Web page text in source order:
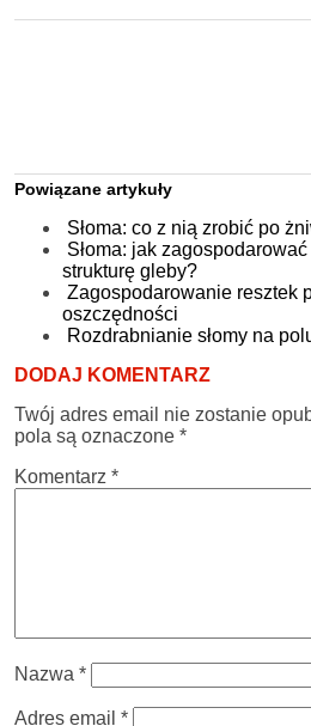
Powiązane artykuły
Słoma: co z nią zrobić po
Słoma: jak
strukturę gleby?
Zagospodarowanie resztek
oszczędności
Rozdrabnianie słomy na
DODAJ KOMENTARZ
Twój adres email nie zostanie
pola są oznaczone *
Komentarz *
Nazwa *
Adres email *